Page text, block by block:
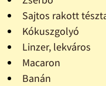
Sajtos rakott
Kókuszgolyó
Linzer, lekváros
Macaron
Banán